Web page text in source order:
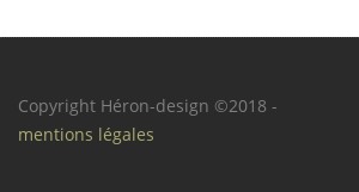
Copyright Héron-design ©2018 -
mentions légales